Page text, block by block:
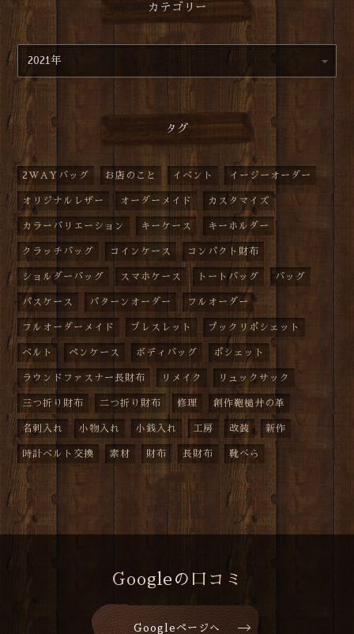
カテゴリー
タグ
2WAYバッグ お店のこと イベント イージーオーダー
オリジナルレザー オーダーメイド カスタマイズ
カラーバリエーション キーケース キーホルダー
クラッチバッグ コインケース コンパクト財布
ショルダーバッグ スマホケース トートバッグ バッグ
パスケース パターンオーダー フルオーダー
フルオーダーメイド ブレスレット プックリポシェット
ベルト ペンケース ボディバッグ ポシェット
ラウンドファスナー長財布 リメイク リュックサック
三つ折り財布 二つ折り財布 修理 創作鞄槌井の革
名刺入れ 小物入れ 小銭入れ 工房 改装 新作
時計ベルト交換 素材 財布 長財布 靴べら
Googleの口コミ
Googleページへ